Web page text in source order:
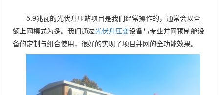
5.9兆瓦的光伏升压站项目是我们经常操作的，通常会以全
额上网模式为多。我们通过光伏升压变设备与专业并网预制舱设
备的定制与组合使用，很好的实现了项目并网的全功能效果。